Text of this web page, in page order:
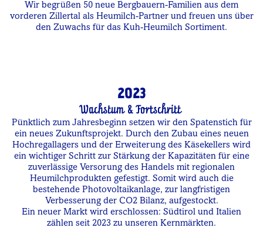
Wir begrüßen 50 neue Bergbauern-Familien aus dem
vorderen Zillertal als Heumilch-Partner und freuen uns über
den Zuwachs für das Kuh-Heumilch Sortiment.
2023
Wachstum & Fortschritt
Pünktlich zum Jahresbeginn setzen wir den Spatenstich für
ein neues Zukunftsprojekt. Durch den Zubau eines neuen
Hochregallagers und der Erweiterung des Käsekellers wird
ein wichtiger Schritt zur Stärkung der Kapazitäten für eine
zuverlässige Versorung des Handels mit regionalen
Heumilchprodukten gefestigt. Somit wird auch die
bestehende Photovoltaikanlage, zur langfristigen
Verbesserung der CO2 Bilanz, aufgestockt.
Ein neuer Markt wird erschlossen: Südtirol und Italien
zählen seit 2023 zu unseren Kernmärkten.